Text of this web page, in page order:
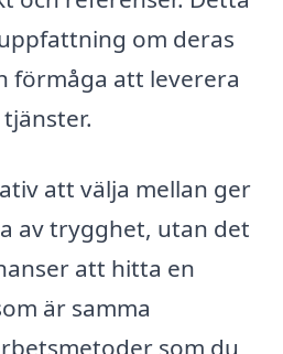
om deras
förmåga att leverera
att välja mellan ger
av trygghet, utan det
att hitta en
är samma
som du